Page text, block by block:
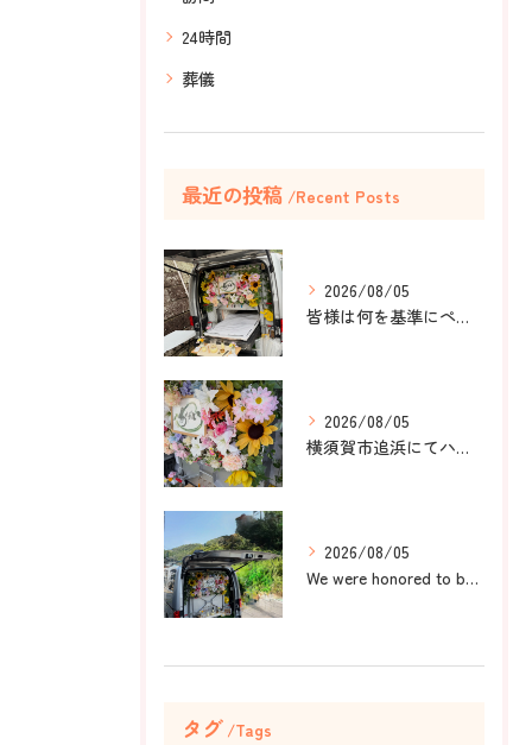
24時間
葬儀
最近の投稿 Recent Posts
2026/08/05
皆様は何を基準にペット葬儀社を選びますか？
2026/08/05
横須賀市追浜にてハムスターのみかんちゃんのペット火葬のお手伝...
2026/08/05
We were honored to be by your ...
タグ Tags